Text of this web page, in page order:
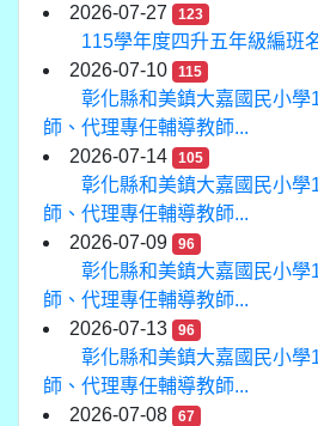
2026-07-27
123
115學年度四升五年級編班
2026-07-10
115
彰化縣和美鎮大嘉國民小學
師、代理專任輔導教師...
2026-07-14
105
彰化縣和美鎮大嘉國民小學
師、代理專任輔導教師...
2026-07-09
96
彰化縣和美鎮大嘉國民小學
師、代理專任輔導教師...
2026-07-13
96
彰化縣和美鎮大嘉國民小學
師、代理專任輔導教師...
2026-07-08
67